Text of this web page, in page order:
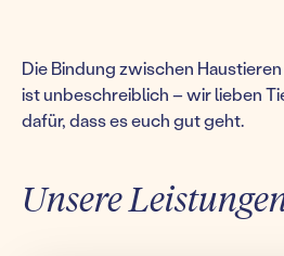
Die Bindung zwischen
ist unbeschreiblich – wir lieben
dafür, dass es euch gut geht.
Unsere